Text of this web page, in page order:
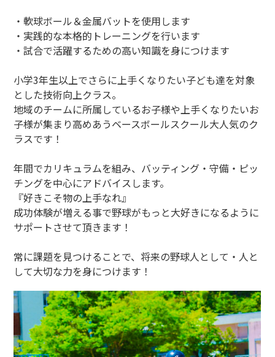
・軟球ボール＆金属バットを使用します
・実践的な本格的トレーニングを行います
・試合で活躍するための高い知識を身につけます
小学3年生以上でさらに上手くなりたい子ども達を対象
とした技術向上クラス。
地域のチームに所属しているお子様や上手くなりたいお
子様が集まり高めあうベースボールスクール大人気のク
ラスです！
年間でカリキュラムを組み、バッティング・守備・ピッ
チングを中心にアドバイスします。
『好きこそ物の上手なれ』
成功体験が増える事で野球がもっと大好きになるように
サポートさせて頂きます！
常に課題を見つけることで、将来の野球人として・人と
して大切な力を身につけます！